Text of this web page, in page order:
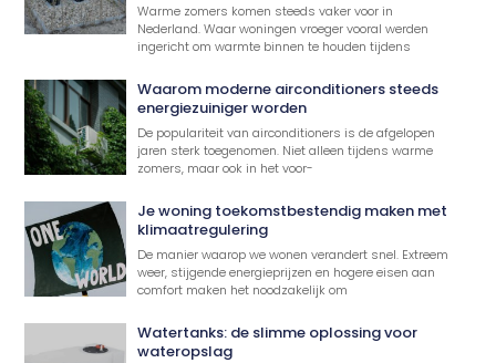
Warme zomers komen steeds vaker voor in
Nederland. Waar woningen vroeger vooral werden
ingericht om warmte binnen te houden tijdens
Waarom moderne airconditioners steeds
energiezuiniger worden
De populariteit van airconditioners is de afgelopen
jaren sterk toegenomen. Niet alleen tijdens warme
zomers, maar ook in het voor-
Je woning toekomstbestendig maken met
klimaatregulering
De manier waarop we wonen verandert snel. Extreem
weer, stijgende energieprijzen en hogere eisen aan
comfort maken het noodzakelijk om
Watertanks: de slimme oplossing voor
wateropslag